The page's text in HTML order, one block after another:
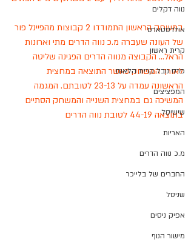
נווה דקלים
אולדסטארס
קרית ראשון
פרס נובל קרית הלאום
המפציצים
שישיסל
האריות
מ.כ נווה הדרים
החברים של בלייכר
שניסל
אפיק ניסים
מישור הנוף
במשחק הראשון התמודדו 2 קבוצות מהפיינל פור
של העונה שעברה מ.כ נווה הדרים מתי וארונות
הראל... הקבוצה מנווה הדרים הפגינה שליטה
לאורך המשחק כאשר התוצאה במחצית
הראשונה עמדה על 23-13 לטובתם. המגמה
המשיכה גם במחצית השנייה והמשחק הסתיים
בתוצאה 44-19 לטובת נווה הדרים